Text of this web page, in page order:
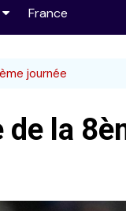
France
journée
de la